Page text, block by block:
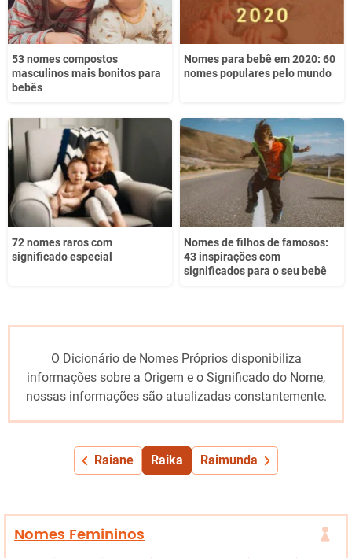
53 nomes compostos
masculinos mais bonitos para
bebês
Nomes para bebê em 2020: 60
nomes populares pelo mundo
72 nomes raros com
significado especial
Nomes de filhos de famosos:
43 inspirações com
significados para o seu bebê
O Dicionário de Nomes Próprios disponibiliza
informações sobre a Origem e o Significado do Nome,
nossas informações são atualizadas constantemente.
Raiane Raika Raimunda
Nomes Femininos